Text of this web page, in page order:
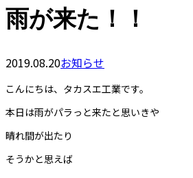
雨が来た！！
2019.08.20お知らせ
こんにちは、タカスエ工業です。
本日は雨がパラっと来たと思いきや
晴れ間が出たり
そうかと思えば